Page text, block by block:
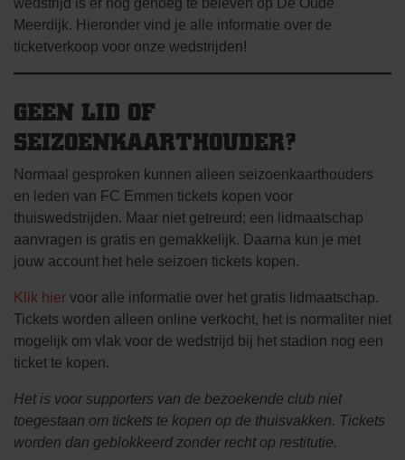
Meerdijk. Hieronder vind je alle informatie over de
ticketverkoop voor onze wedstrijden!
GEEN LID OF
SEIZOENKAARTHOUDER?
Normaal gesproken kunnen alleen seizoenkaarthouders
en leden van FC Emmen tickets kopen voor
thuiswedstrijden. Maar niet getreurd; een lidmaatschap
aanvragen is gratis en gemakkelijk. Daarna kun je met
jouw account het hele seizoen tickets kopen.
Klik hier voor alle informatie over het gratis lidmaatschap.
Tickets worden alleen online verkocht, het is normaliter niet
mogelijk om vlak voor de wedstrijd bij het stadion nog een
ticket te kopen.
Het is voor supporters van de bezoekende club niet
toegestaan om tickets te kopen op de thuisvakken. Tickets
worden dan geblokkeerd zonder recht op restitutie.